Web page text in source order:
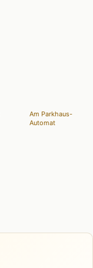
Am Parkhaus-
Automat